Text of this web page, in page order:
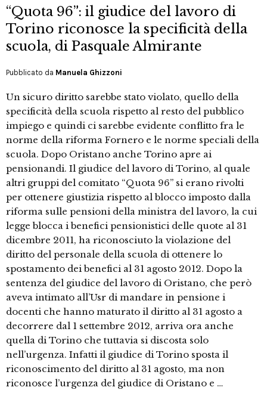
“Quota 96”: il giudice del lavoro di
Torino riconosce la specificità della
scuola, di Pasquale Almirante
Pubblicato da Manuela Ghizzoni
Un sicuro diritto sarebbe stato violato, quello della
specificità della scuola rispetto al resto del pubblico
impiego e quindi ci sarebbe evidente conflitto fra le
norme della riforma Fornero e le norme speciali della
scuola. Dopo Oristano anche Torino apre ai
pensionandi. Il giudice del lavoro di Torino, al quale
altri gruppi del comitato “Quota 96” si erano rivolti
per ottenere giustizia rispetto al blocco imposto dalla
riforma sulle pensioni della ministra del lavoro, la cui
legge blocca i benefici pensionistici delle quote al 31
dicembre 2011, ha riconosciuto la violazione del
diritto del personale della scuola di ottenere lo
spostamento dei benefici al 31 agosto 2012. Dopo la
sentenza del giudice del lavoro di Oristano, che però
aveva intimato all’Usr di mandare in pensione i
docenti che hanno maturato il diritto al 31 agosto a
decorrere dal 1 settembre 2012, arriva ora anche
quella di Torino che tuttavia si discosta solo
nell’urgenza. Infatti il giudice di Torino sposta il
riconoscimento del diritto al 31 agosto, ma non
riconosce l’urgenza del giudice di Oristano e …